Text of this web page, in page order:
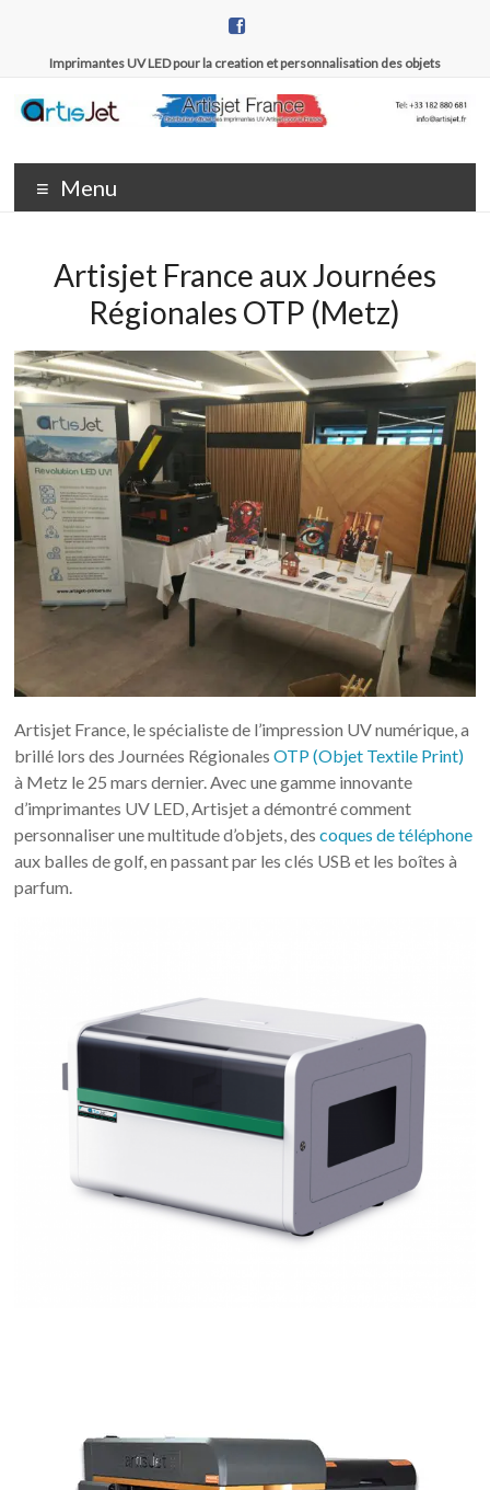
contenuImprimantes UV LED pour la creation et personnalisation des objets
Artisjet
France
officiel des
imprimantes
France
Menu
Artisjet France aux Journées
Régionales OTP (Metz)
Artisjet France, le spécialiste de l’impression UV numérique, a
brillé lors des Journées RégionalesOTP (Objet Textile Print)
à Metz le 25 mars dernier. Avec une gamme innovante
d’imprimantes UV LED, Artisjet a démontré comment
personnaliser une multitude d’objets, descoques de téléphone
aux balles de golf, en passant par les clés USB et les boîtes à
parfum.